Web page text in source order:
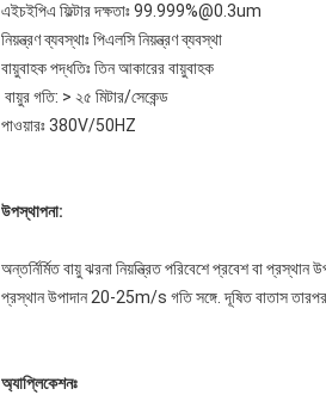
এইচইপিএ ফিল্টার দক্ষতাঃ 99.999%@0.3um
নিয়ন্ত্রণ ব্যবস্থাঃ পিএলসি নিয়ন্ত্রণ ব্যবস্থা
বায়ুবাহক পদ্ধতিঃ তিন আকারের বায়ুবাহক
বায়ুর গতি: > ২৫ মিটার/সেকেন্ড
পাওয়ারঃ 380V/50HZ
উপস্থাপনা:
অন্তর্নির্মিত বায়ু ঝরনা নিয়ন্ত্রিত পরিবেশে প্রবেশ বা
প্রস্থান উপাদান 20-25m/s গতি সঙ্গে. দূষিত বাতাস
অ্যাপ্লিকেশনঃ